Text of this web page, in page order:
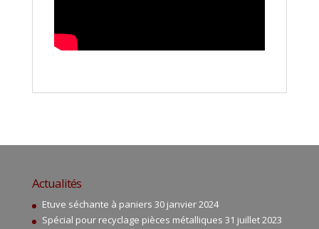
Actualités
Etuve séchante à paniers 30 janvier 2024
Spécial pour recyclage pièces métalliques 31 juillet 2023